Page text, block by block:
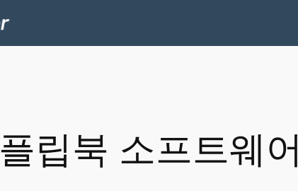
플립북 소프트웨어